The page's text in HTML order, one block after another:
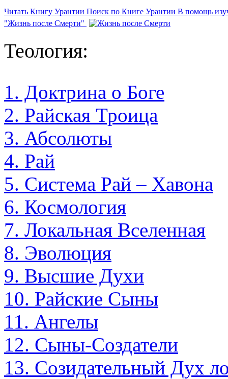
Читать Книгу Урантии Поиск по Книге Урантии В помощь
"Жизнь после Смерти"
Теология:
1. Доктрина о Боге
2. Райская Троица
3. Абсолюты
4. Рай
5. Система Рай – Хавона
6. Космология
7. Локальная Вселенная
8. Эволюция
9. Высшие Духи
10. Райские Сыны
11. Ангелы
12. Сыны-Создатели
13. Созидательный Дух